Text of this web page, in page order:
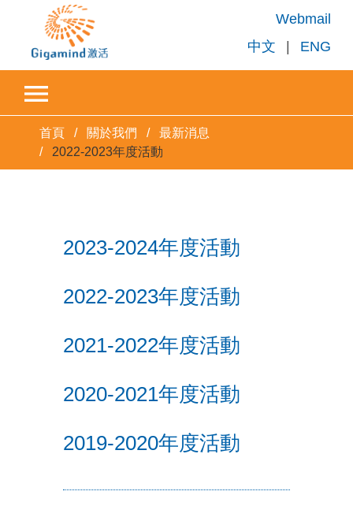
Webmail
中文
| ENG
首頁 關於我們
最新消息
2022-2023年度活動
2023-2024年度活動
2022-2023年度活動
2021-2022年度活動
2020-2021年度活動
2019-2020年度活動